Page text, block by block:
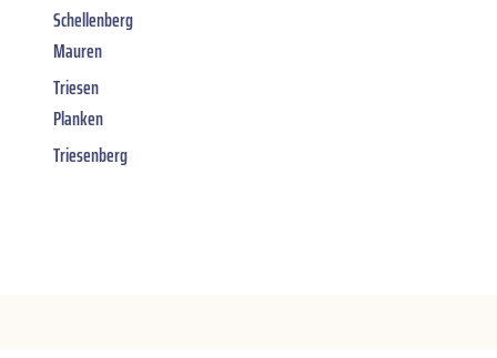
Schellenberg
Mauren
Triesen
Planken
Triesenberg